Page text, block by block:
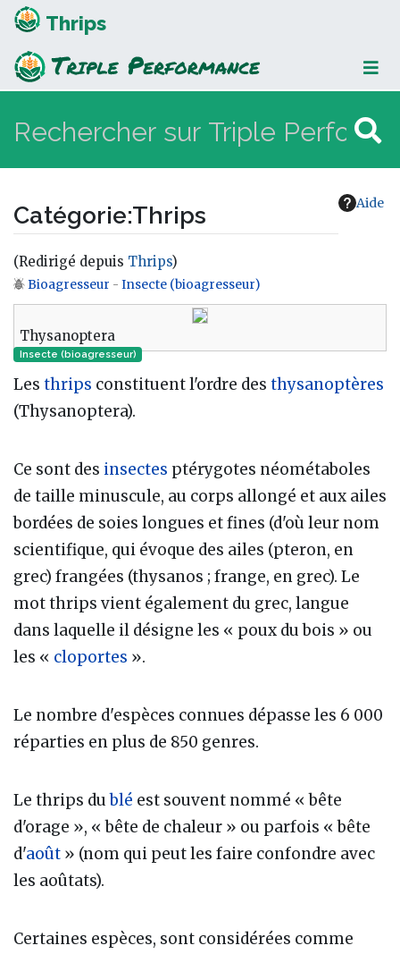
Thrips
Aide
Catégorie:Thrips
(Redirigé depuis Thrips)
Aller à :navigation,rechercher
Bioagresseur - Insecte (bioagresseur)
Thysanoptera
Insecte (bioagresseur)
Les thrips constituent l'ordre des thysanoptères
(Thysanoptera).
Ce sont des insectes ptérygotes néométaboles
de taille minuscule, au corps allongé et aux ailes
bordées de soies longues et fines (d'où leur nom
scientifique, qui évoque des ailes (pteron, en
grec) frangées (thysanos ; frange, en grec). Le
mot thrips vient également du grec, langue
dans laquelle il désigne les « poux du bois » ou
les « cloportes ».
Le nombre d'espèces connues dépasse les 6 000
réparties en plus de 850 genres.
Le thrips dublé est souvent nommé « bête
d'orage », « bête de chaleur » ou parfois « bête
d'août » (nom qui peut les faire confondre avec
les aoûtats).
Certaines espèces, sont considérées comme